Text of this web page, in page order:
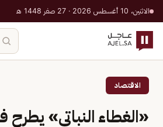
الاثنين، 10 أغسطس 2026 · 27 صفر 1448 هـ
الاقتصاد
«الغطاء النباتي» يطرح